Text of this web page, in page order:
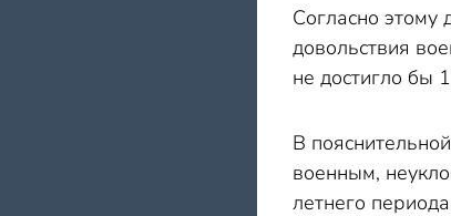
Согласно этому
довольствия
не достигло бы
В
военным,
летнего